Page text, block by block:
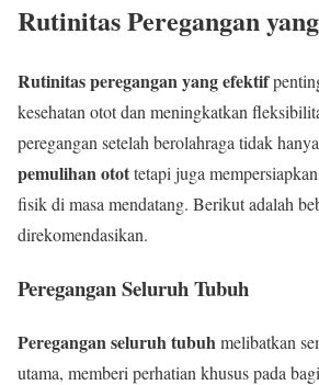
Rutinitas Peregangan
Rutinitas peregangan yang efektif
kesehatan otot dan meningkatkan
peregangan setelah berolahraga tidak
pemulihan otottetapi juga
fisik di masa mendatang. Berikut adalah
direkomendasikan.
Peregangan Seluruh Tubuh
Peregangan seluruh tubuh melibatkan
utama, memberi perhatian khusus pada